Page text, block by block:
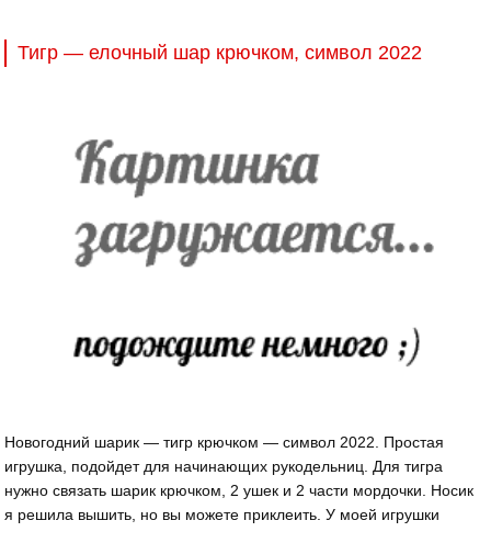
Тигр — елочный шар крючком, символ 2022
Новогодний шарик — тигр крючком — символ 2022. Простая
игрушка, подойдет для начинающих рукодельниц. Для тигра
нужно связать шарик крючком, 2 ушек и 2 части мордочки. Носик
я решила вышить, но вы можете приклеить. У моей игрушки